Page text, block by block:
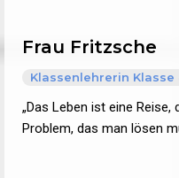
Frau Fritzsche
Klassenlehrerin Klasse
„Das Leben ist eine
Problem, das man lösen